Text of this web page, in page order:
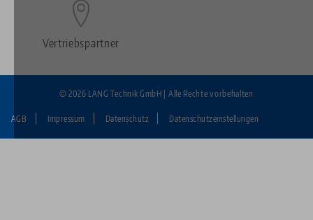
Vertriebspartner
Fußzeile:
AGB Impressum Datenschutz Datenschutzeinstellungen
© 2026 LANG Technik GmbH | Alle Rechte vorbehalten